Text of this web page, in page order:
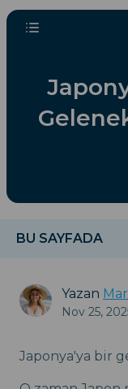
BU SAYFADA
Yazan
Nov 25,
Japonya'ya bir